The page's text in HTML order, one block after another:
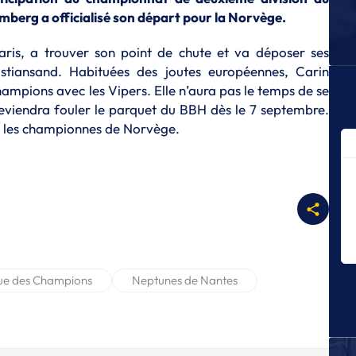
a officialisé son départ pour la Norvège.
a trouver son point de chute et va déposer ses
Habituées des joutes européennes, Carin
avec les Vipers. Elle n’aura pas le temps de se
fouler le parquet du BBH dès le 7 septembre.
les championnes de Norvège.
des Champions
Neptunes de Nantes
«